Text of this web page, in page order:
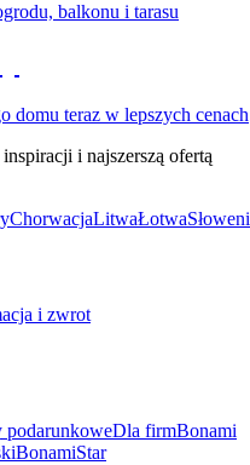
balkonu i tarasu
domu teraz w lepszych cenach
i najszerszą ofertą
ChorwacjaLitwaŁotwa
i zwrot
podarunkoweDla firmBonami
BonamiStar